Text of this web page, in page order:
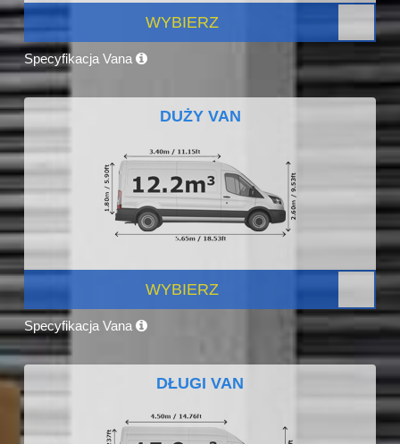
WYBIERZ
Specyfikacja Vana
DUŻY VAN
WYBIERZ
Specyfikacja Vana
DŁUGI VAN